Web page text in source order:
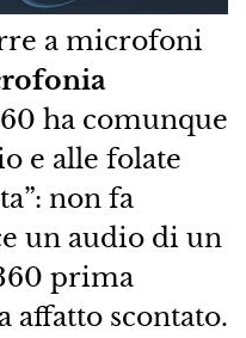
a microfoni
ha comunque
e alle folate
non fa
un audio di un
prima
affatto scontato.